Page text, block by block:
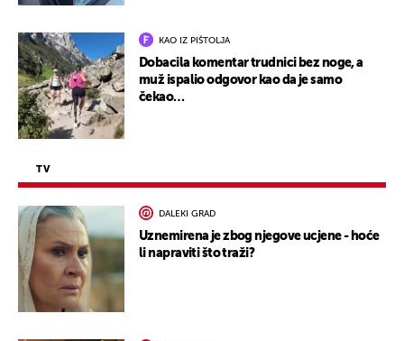
KAO IZ PIŠTOLJA
Dobacila komentar trudnici bez noge, a
muž ispalio odgovor kao da je samo
čekao…
TV
DALEKI GRAD
Uznemirena je zbog njegove ucjene - hoće
li napraviti što traži?